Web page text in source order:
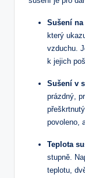
Sušení
který
vzduchu.
k jejich
Sušení v
prázdný,
povoleno,
Teplota
stupně.
teplotu,